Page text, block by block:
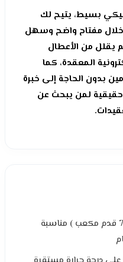
بسيط، يتيح لك
خلال مفتاح واضح وسهل
يقلل من الأعطال
المعقدة، كما
بدون الحاجة إلى خبرة
حقيقية لمن يبحث عن
سعة كبيرة حوالي 200 لتر (7.1 قدم مكعب ) مناسبة